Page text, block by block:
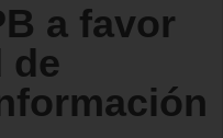
a favor
de